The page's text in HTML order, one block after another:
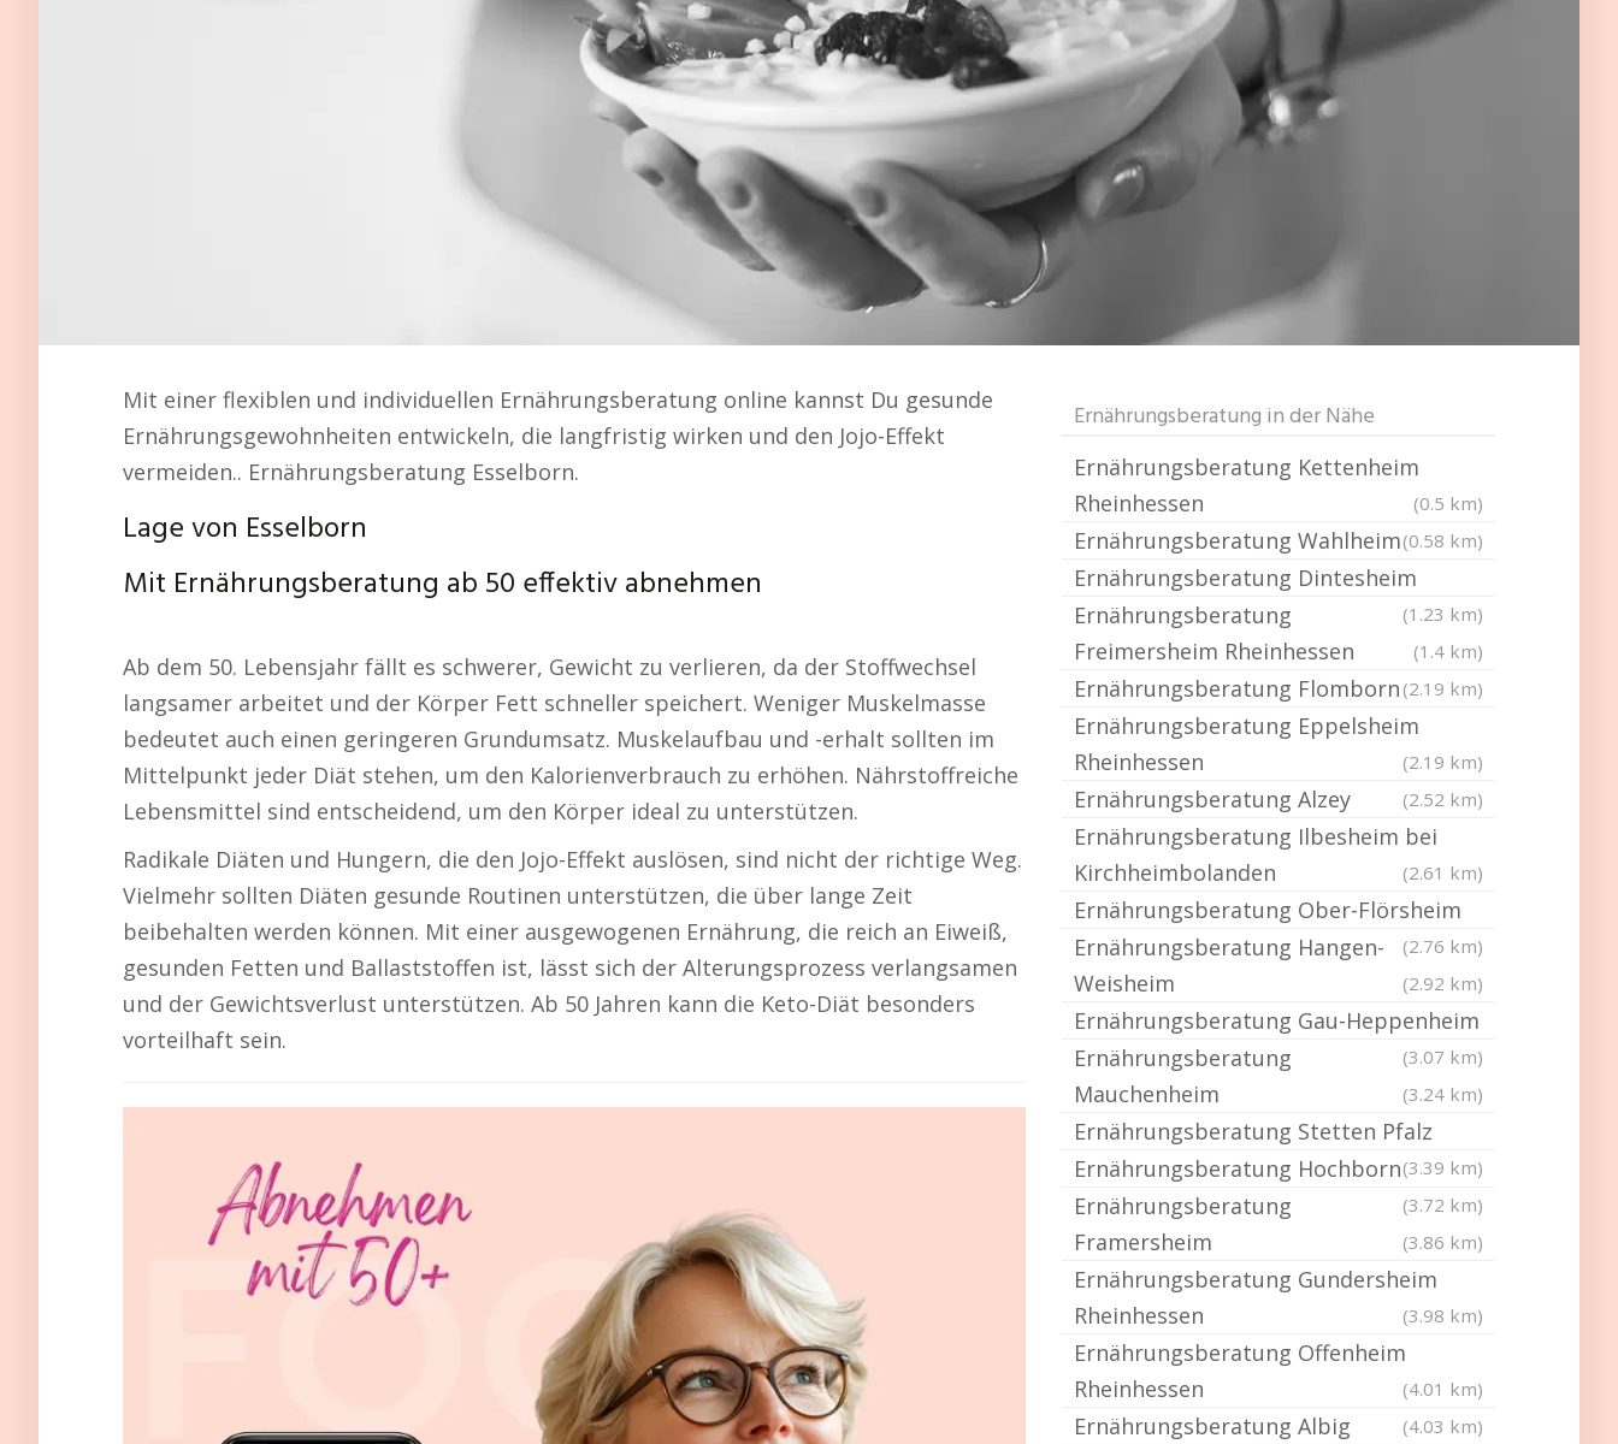
Mit einer flexiblen und individuellen Ernährungsberatung online kannst Du gesunde
Ernährungsgewohnheiten entwickeln, die langfristig wirken und den Jojo-Effekt
vermeiden.. Ernährungsberatung Esselborn.
Lage von Esselborn
Mit Ernährungsberatung ab 50 effektiv abnehmen
Ab dem 50. Lebensjahr fällt es schwerer, Gewicht zu verlieren, da der Stoffwechsel
langsamer arbeitet und der Körper Fett schneller speichert. Weniger Muskelmasse
bedeutet auch einen geringeren Grundumsatz. Muskelaufbau und -erhalt sollten im
Mittelpunkt jeder Diät stehen, um den Kalorienverbrauch zu erhöhen. Nährstoffreiche
Lebensmittel sind entscheidend, um den Körper ideal zu unterstützen.
Radikale Diäten und Hungern, die den Jojo-Effekt auslösen, sind nicht der richtige Weg.
Vielmehr sollten Diäten gesunde Routinen unterstützen, die über lange Zeit
beibehalten werden können. Mit einer ausgewogenen Ernährung, die reich an Eiweiß,
gesunden Fetten und Ballaststoffen ist, lässt sich der Alterungsprozess verlangsamen
und der Gewichtsverlust unterstützen. Ab 50 Jahren kann die Keto-Diät besonders
vorteilhaft sein.
Ernährungsberatung in der Nähe
Ernährungsberatung Kettenheim
Rheinhessen
(0.5 km)
Ernährungsberatung Wahlheim(0.58 km)
Ernährungsberatung Dintesheim
(1.23 km)
Ernährungsberatung
Freimersheim Rheinhessen
(1.4 km)
Ernährungsberatung Flomborn (2.19 km)
Ernährungsberatung Eppelsheim
Rheinhessen
(2.19 km)
Ernährungsberatung Alzey (2.52 km)
Ernährungsberatung Ilbesheim bei
Kirchheimbolanden
(2.61 km)
Ernährungsberatung Ober-Flörsheim
(2.76 km)
Ernährungsberatung Hangen-
Weisheim
(2.92 km)
Ernährungsberatung Gau-Heppenheim
(3.07 km)
Ernährungsberatung
Mauchenheim
(3.24 km)
Ernährungsberatung Stetten Pfalz
(3.39 km)
Ernährungsberatung Hochborn
(3.72 km)
Ernährungsberatung
Framersheim
(3.86 km)
Ernährungsberatung Gundersheim
Rheinhessen
(3.98 km)
Ernährungsberatung Offenheim
Rheinhessen
(4.01 km)
Ernährungsberatung Albig (4.03 km)